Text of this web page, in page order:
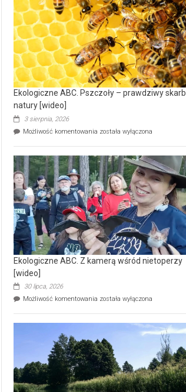
z
dofinansowaniem
ponad
15,6
mln
na
modernizację
oczyszczalni
ścieków
[wideo]
Ekologiczne ABC. Pszczoły – prawdziwy skarb
natury [wideo]
3 sierpnia, 2026
Możliwość komentowania Ekologiczne
–
prawdziwy
skarb
natury
[wideo]
została wyłączona
Ekologiczne ABC. Z kamerą wśród nietoperzy
[wideo]
30 lipca, 2026
Możliwość komentowania Ekologiczne
wśród
nietoperzy
[wideo]
została wyłączona